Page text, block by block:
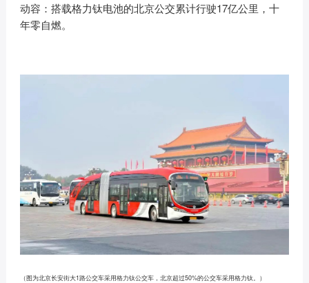
动容：搭载格力钛电池的北京公交累计行驶17亿公里，十
年零自燃。
（图为北京长安街大1路公交车采用格力钛公交车，北京超过50%的公交车采用格力钛。）